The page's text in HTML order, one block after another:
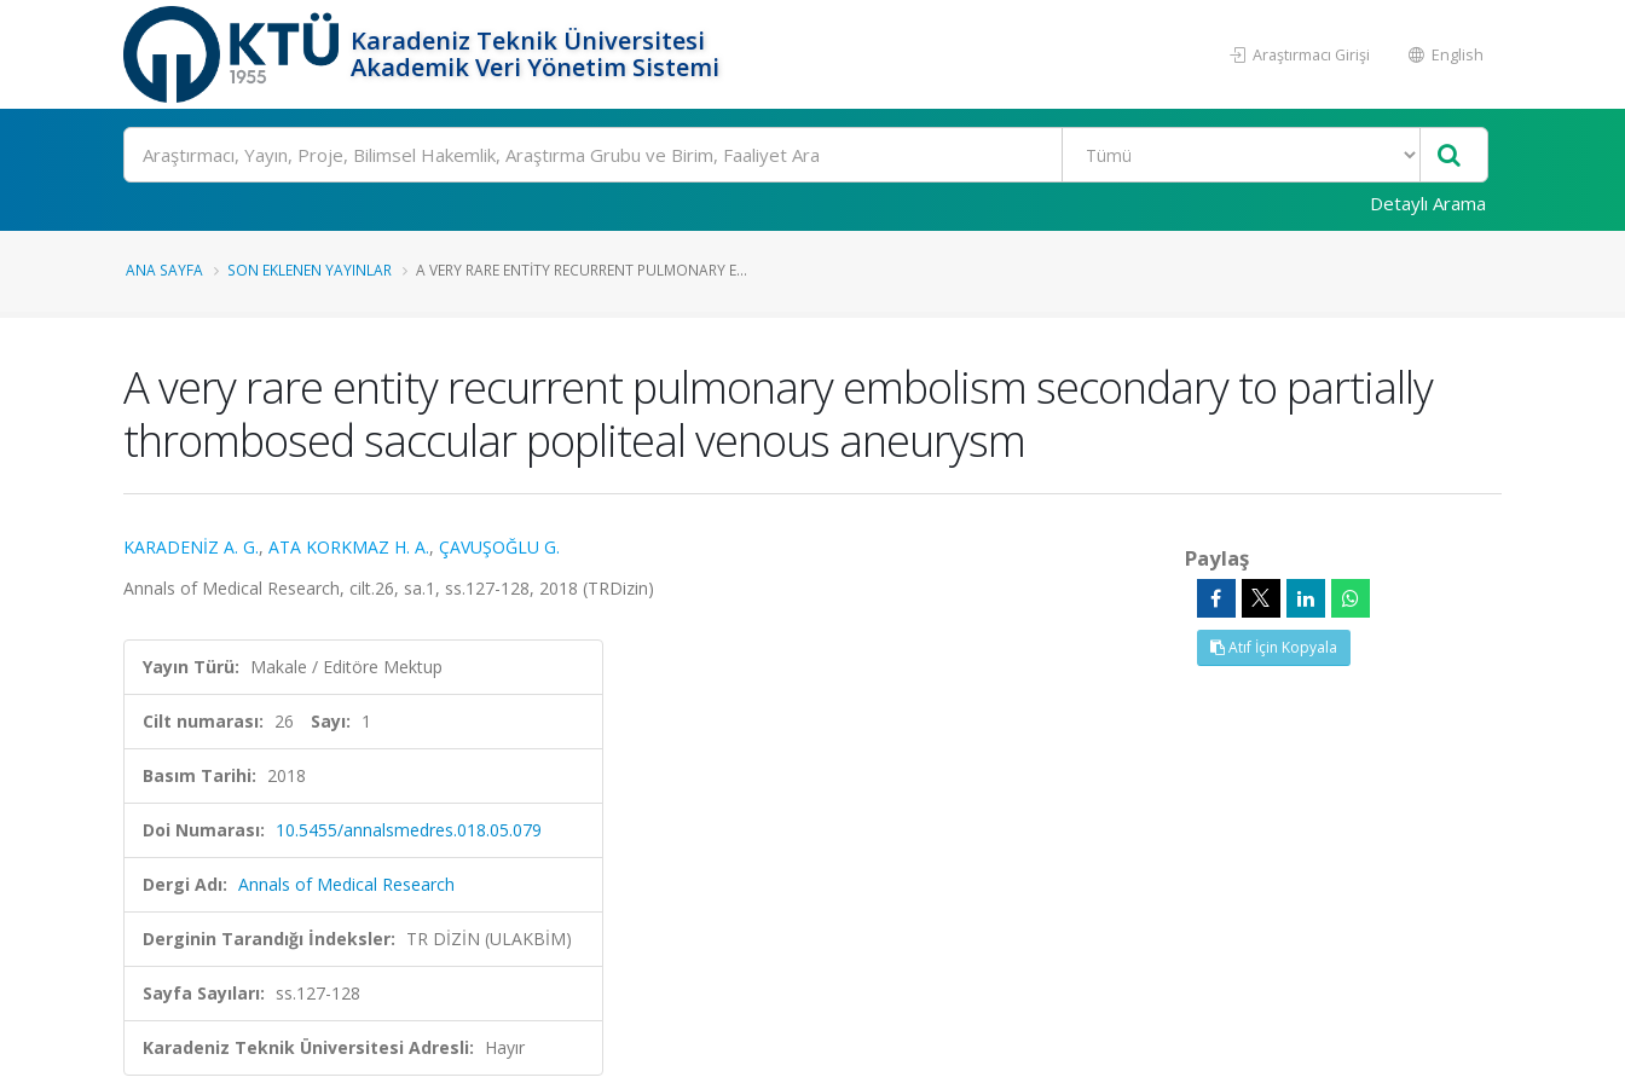
Karadeniz Teknik Üniversitesi
Akademik Veri Yönetim Sistemi
Araştırmacı Girişi English
Ara
Detaylı Arama
ANA SAYFA SON EKLENEN YAYINLAR A VERY RARE ENTITY RECURRENT PULMONARY E...
A very rare entity recurrent pulmonary embolism secondary to partially
thrombosed saccular popliteal venous aneurysm
KARADENİZ A. G., ATA KORKMAZ H. A., ÇAVUŞOĞLU G.
Annals of Medical Research, cilt.26, sa.1, ss.127-128, 2018 (TRDizin)
Yayın Türü: Makale / Editöre Mektup
Cilt numarası: 26 Sayı: 1
Basım Tarihi: 2018
Doi Numarası: 10.5455/annalsmedres.018.05.079
Dergi Adı: Annals of Medical Research
Derginin Tarandığı İndeksler: TR DİZİN (ULAKBİM)
Sayfa Sayıları: ss.127-128
Karadeniz Teknik Üniversitesi Adresli: Hayır
Paylaş
Atıf İçin Kopyala